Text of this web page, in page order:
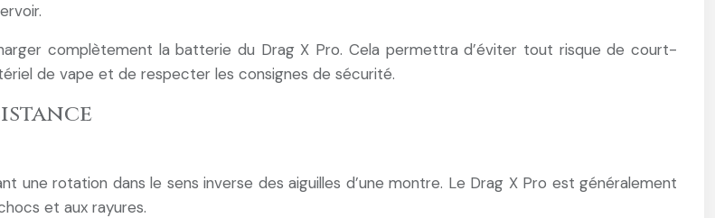
complètement la batterie du Drag X Pro. Cela permettra d’éviter tout risque de court-
de vape et de respecter les consignes de sécurité.
une rotation dans le sens inverse des aiguilles d’une montre. Le Drag X Pro est généralement
et aux rayures.